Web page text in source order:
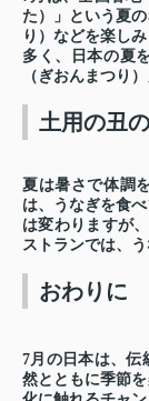
た）」という夏
り）などを楽し
多く、日本の夏
（ぎおんまつり
土用の丑
夏は暑さで体調
は、うなぎを食
は変わりますが
ストランでは、
おわりに
7月の日本は、伝
然とともに季節